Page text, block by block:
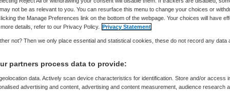
Sytse Wilman 29 mei 2020,08:12
not be as relevant to you. You can resurface this menu to change your choices or
the Manage Preferences link on the bottom of the webpage. Your choices will have
details, refer to our Privacy Policy. Privacy Statement
not? Then we only place essential and statistical cookies, these do not record any data
partners process data to provide:
data. Actively scan device characteristics for identification. Store and/or access
advertising and content, advertising and content measurement, audience research